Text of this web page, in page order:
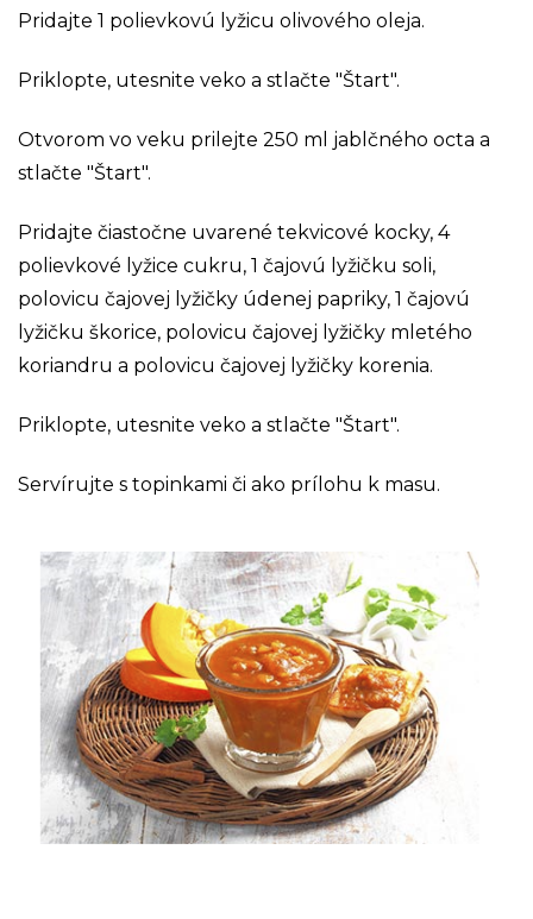
Pridajte 1 polievkovú lyžicu olivového oleja.
Priklopte, utesnite veko a stlačte "Štart".
Otvorom vo veku prilejte 250 ml jablčného octa a
stlačte "Štart".
Pridajte čiastočne uvarené tekvicové kocky, 4
polievkové lyžice cukru, 1 čajovú lyžičku soli,
polovicu čajovej lyžičky údenej papriky, 1 čajovú
lyžičku škorice, polovicu čajovej lyžičky mletého
koriandru a polovicu čajovej lyžičky korenia.
Priklopte, utesnite veko a stlačte "Štart".
Servírujte s topinkami či ako prílohu k masu.